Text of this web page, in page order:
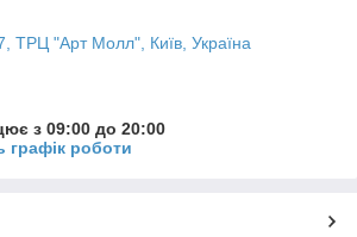
ТРЦ "Арт Молл", Київ, Україна
з 09:00 до 20:00
графік роботи